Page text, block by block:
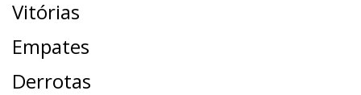
Vitórias
Empates
Derrotas